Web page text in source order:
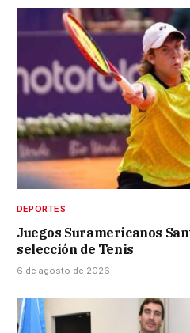
DEPORTES
Juegos Suramericanos
selección de Tenis
6 de agosto de 2026